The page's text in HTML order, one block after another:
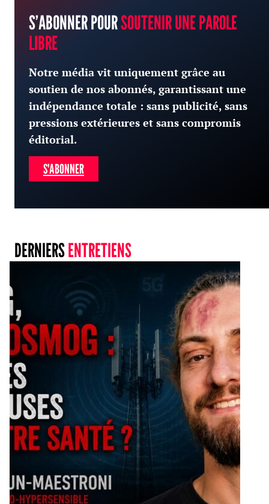
S’ABONNER POURSOUTENIR UNE PAROLE
LIBRE
Notre média vit uniquement grâce au
soutien de nos abonnés, garantissant une
indépendance totale : sans publicité, sans
pressions extérieures et sans compromis
éditorial.
S'ABONNER
DERNIERSENTRETIENS